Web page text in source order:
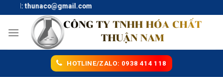
to
content
thunaco@gmail.com
HOTLINE/ZALO: 0938 414 118